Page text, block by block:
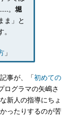
。 堀
ま」と
」
事が、「初めての
ログラマの矢嶋さ
新人の指導にちょ
ったりするのが苦